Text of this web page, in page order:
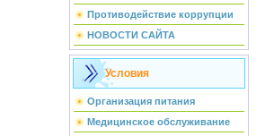
Противодействие коррупции
НОВОСТИ САЙТА
Условия
Организация питания
Медицинское обслуживание